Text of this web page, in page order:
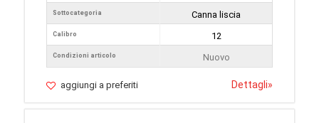
Sottocategoria
Calibro
Condizioni articolo
Canna liscia
12
Nuovo
aggiungi a preferiti Dettagli»